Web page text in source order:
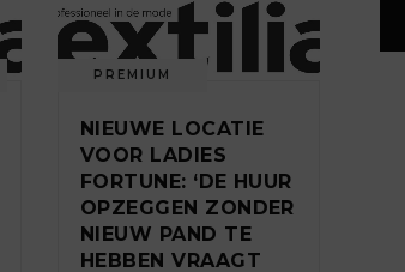
PREMIUM
NIEUWE LOCATIE
VOOR LADIES
FORTUNE: ‘DE HUUR
OPZEGGEN ZONDER
NIEUW PAND TE
HEBBEN VRAAGT